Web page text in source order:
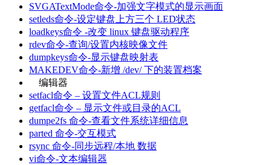
SVGATextMode命令-加强文字模式的显示画面
setleds命令-设定键盘上方三个 LED状态
loadkeys命令 -改变 linux 键盘驱动程序
rdev命令-查询/设置内核映像文件
dumpkeys命令-显示键盘映射表
MAKEDEV命令-新增 /dev/ 下的装置档案
编辑器
setfacl命令 – 设置文件ACL规则
getfacl命令 – 显示文件或目录的ACL
dumpe2fs 命令-查看文件系统详细信息
parted 命令-交互模式
rsync 命令-同步远程/本地 数据
vi命令-文本编辑器